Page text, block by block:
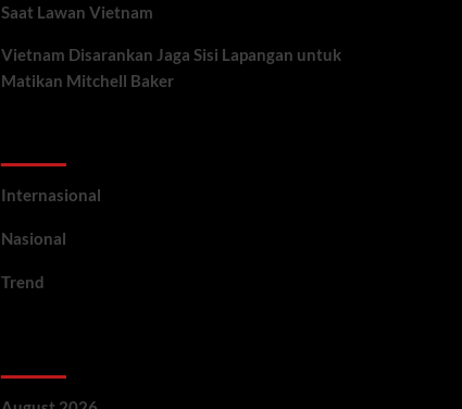
Saat Lawan Vietnam
Vietnam Disarankan Jaga Sisi Lapangan untuk
Matikan Mitchell Baker
Internasional
Nasional
Trend